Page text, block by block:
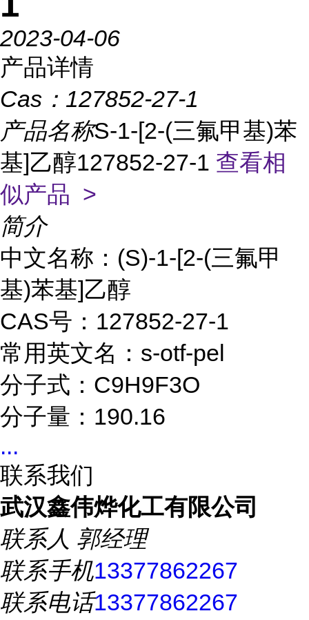
2023-04-06
产品详情
Cas： 127852-27-1
产品名称S-1-[2-(三氟甲基)苯
基]乙醇127852-27-1 查看相
似产品 >
简介
中文名称：(S)-1-[2-(三氟甲
基)苯基]乙醇
CAS号：127852-27-1
常用英文名：s-otf-pel
分子式：C9H9F3O
分子量：190.16
...
联系我们
武汉鑫伟烨化工有限公司
联系人 郭经理
联系手机13377862267
联系电话13377862267